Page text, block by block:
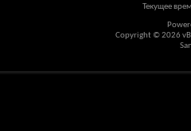
Текущее
Copyright © 2026